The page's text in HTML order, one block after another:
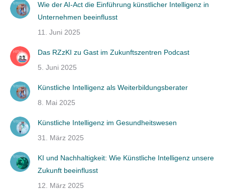
Wie der AI-Act die Einführung künstlicher Intelligenz in
Unternehmen beeinflusst
11. Juni 2025
Das RZzKI zu Gast im Zukunftszentren Podcast
5. Juni 2025
Künstliche Intelligenz als Weiterbildungsberater
8. Mai 2025
Künstliche Intelligenz im Gesundheitswesen
31. März 2025
KI und Nachhaltigkeit: Wie Künstliche Intelligenz unsere
Zukunft beeinflusst
12. März 2025